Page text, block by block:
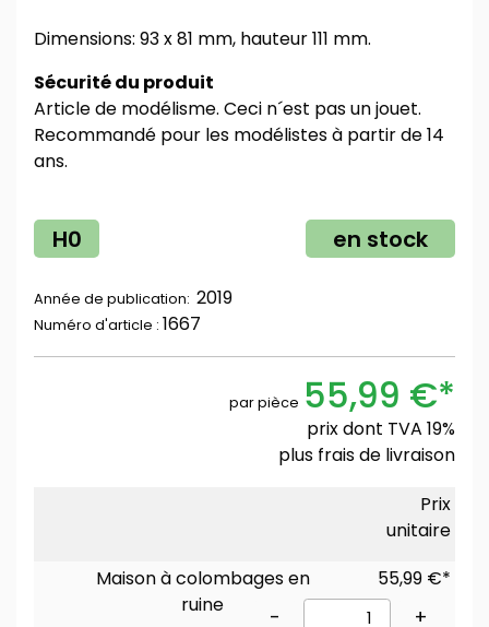
Dimensions: 93 x 81 mm, hauteur 111 mm.
Sécurité du produit
Article de modélisme. Ceci n´est pas un jouet.
Recommandé pour les modélistes à partir de 14
ans.
H0 en stock
Année de publication: 2019
Numéro d'article : 1667
par pièce 55,99 €*
prix dont TVA 19%
plus frais de livraison
Prix
unitaire
Maison à colombages en
ruine
55,99 €*
- +